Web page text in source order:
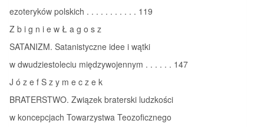
ezoteryków polskich . . . . . . . . . . . 119
Z b i g n i e w Ł a g o s z
SATANIZM. Satanistyczne idee i wątki
w dwudziestoleciu międzywojennym . . . . . . 147
J ó z e f S z y m e c z e k
BRATERSTWO. Związek braterski ludzkości
w koncepcjach Towarzystwa Teozoficznego